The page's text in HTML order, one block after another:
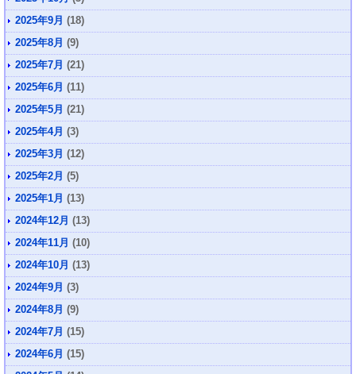
2025年9月 (18)
2025年8月 (9)
2025年7月 (21)
2025年6月 (11)
2025年5月 (21)
2025年4月 (3)
2025年3月 (12)
2025年2月 (5)
2025年1月 (13)
2024年12月 (13)
2024年11月 (10)
2024年10月 (13)
2024年9月 (3)
2024年8月 (9)
2024年7月 (15)
2024年6月 (15)